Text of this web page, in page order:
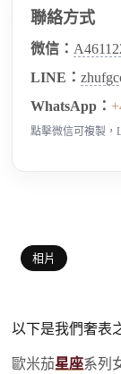
聯絡方式
微信：
LINE：
WhatsApp：
點擊微信可複製，
相片
以下是我們奢表
歐米茄星座系列